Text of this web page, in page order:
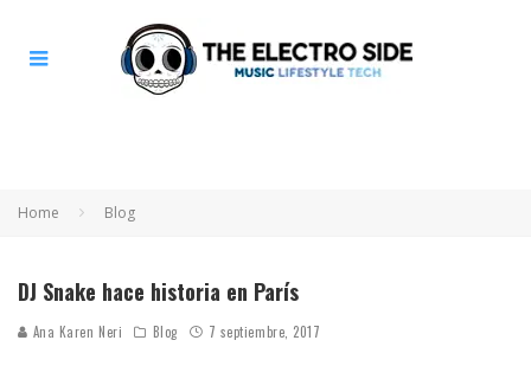
Home Blog
DJ Snake hace historia en París
Ana Karen Neri Blog 7 septiembre, 2017